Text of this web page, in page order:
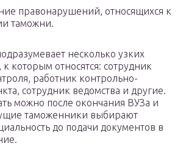
правонарушений, относящихся к
таможни.
несколько узких
к которым относятся: сотрудник
работник контрольно-
сотрудник ведомства и другие.
можно после окончания ВУЗа и
таможенники выбирают
до подачи документов в